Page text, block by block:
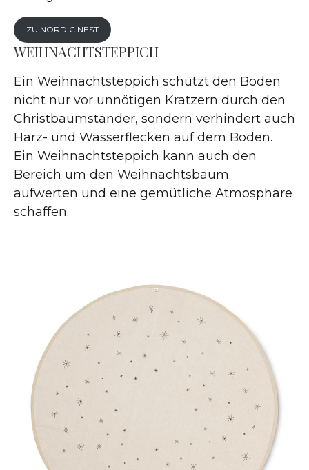
ZU NORDIC NEST
WEIHNACHTSTEPPICH
Ein Weihnachtsteppich schützt den Boden
nicht nur vor unnötigen Kratzern durch den
Christbaumständer, sondern verhindert auch
Harz- und Wasserflecken auf dem Boden.
Ein Weihnachtsteppich kann auch den
Bereich um den Weihnachtsbaum
aufwerten und eine gemütliche Atmosphäre
schaffen.